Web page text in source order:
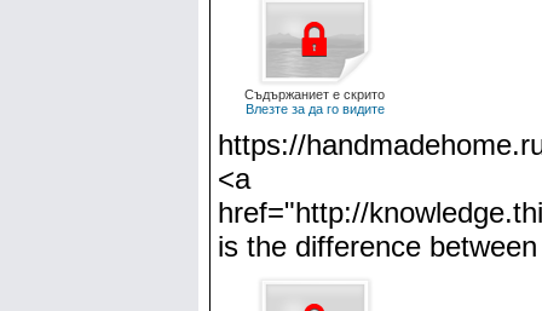
Съдържаниет е скрито
Влезте за да го видите
https://
<a
href="http://
is the difference